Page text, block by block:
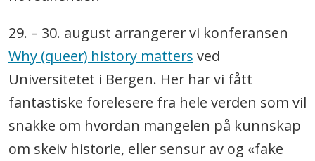
29. – 30. august arrangerer vi konferansen
Why (queer) history matters ved
Universitetet i Bergen. Her har vi fått
fantastiske forelesere fra hele verden som vil
snakke om hvordan mangelen på kunnskap
om skeiv historie, eller sensur av og «fake